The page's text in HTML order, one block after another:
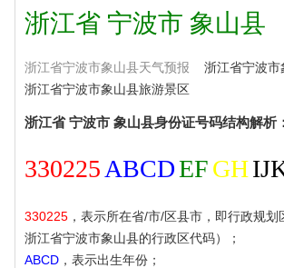
浙江省 宁波市 象山县
浙江省宁波市象山县天气预报
浙江省宁波
浙江省宁波市象山县旅游景区
浙江省 宁波市 象山县身份证号码结构解析：
330225 ABCDEFGH
330225 ，表示所在省/市/区县市，即行政规
浙江省宁波市象山县的行政区代码）；
ABCD ，表示出生年份；